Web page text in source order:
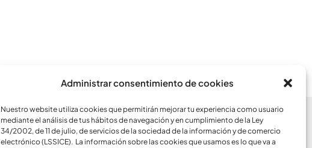
Administrar consentimiento de cookies
Nuestro website utiliza cookies que permitirán mejorar tu experiencia como usuario
mediante el análisis de tus hábitos de navegación y en cumplimiento de la Ley
34/2002, de 11 de julio, de servicios de la sociedad de la información y de comercio
electrónico (LSSICE). La información sobre las cookies que usamos es lo que va a
ACCESOS